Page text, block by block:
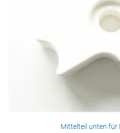
Mittelteil unten für